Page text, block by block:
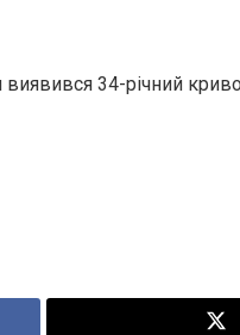
34-річний